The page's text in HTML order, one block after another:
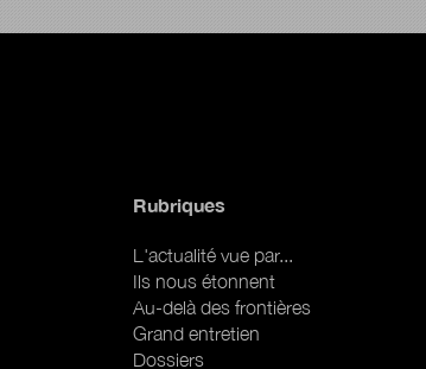
Rubriques
L'actualité vue par...
Ils nous étonnent
Au-delà des frontières
Grand entretien
Dossiers